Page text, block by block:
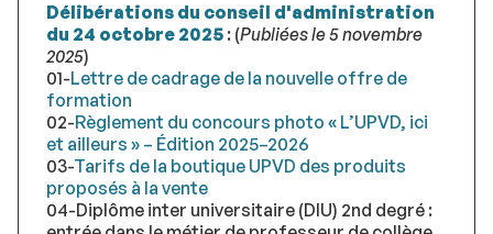
Délibérations du conseil d'administration
du 24 octobre 2025 : (Publiées le 5 novembre
2025)
01-Lettre de cadrage de la nouvelle offre de
formation
02-Règlement du concours photo « L’UPVD, ici
et ailleurs » – Édition 2025–2026
03-Tarifs de la boutique UPVD des produits
proposés à la vente
04-Diplôme inter universitaire (DIU) 2nd degré :